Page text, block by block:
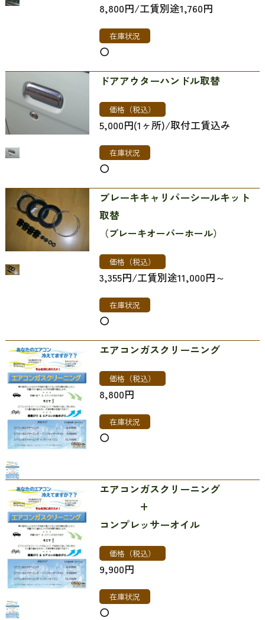
8,800円/工賃別途1,760円
在庫状況
〇
ドアアウターハンドル取替
価格（税込）
5,000円(1ヶ所)/取付工賃​​​​​​​込み
在庫状況
〇
ブレーキキャリパーシールキット
取替
（ブレーキオーバーホール）
価格（税込）
3,355円/工賃別途11,000円～
在庫状況
〇
エアコンガスクリーニング
価格（税込）
8,800円
在庫状況
〇
エアコンガスクリーニング
+
コンプレッサーオイル
価格（税込）
9,900円
在庫状況
〇